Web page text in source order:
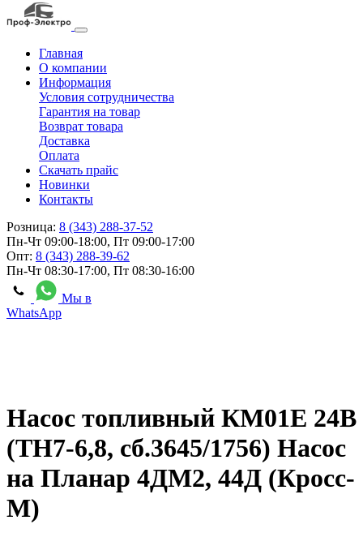
Главная
О компании
Информация
Условия сотрудничества
Гарантия на товар
Возврат товара
Доставка
Оплата
Скачать прайс
Новинки
Контакты
Розница: 8 (343) 288-37-52
Пн-Чт 09:00-18:00, Пт 09:00-17:00
Опт: 8 (343) 288-39-62
Пн-Чт 08:30-17:00, Пт 08:30-16:00
Мы в
WhatsApp
Насос топливный КМ01Е 24В
(ТН7-6,8, сб.3645/1756) Насос
на Планар 4ДМ2, 44Д (Кросс-
М)